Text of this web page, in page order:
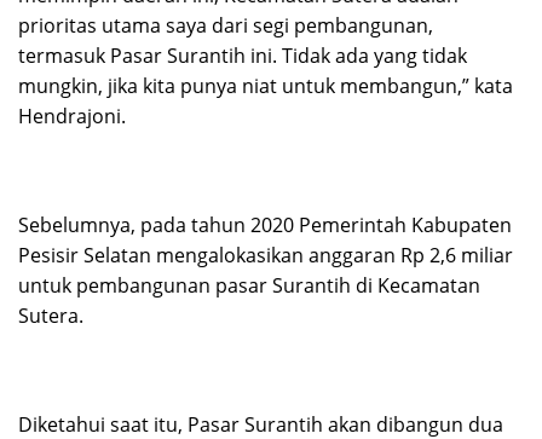
prioritas utama saya dari segi pembangunan,
termasuk Pasar Surantih ini. Tidak ada yang tidak
mungkin, jika kita punya niat untuk membangun,” kata
Hendrajoni.
Sebelumnya, pada tahun 2020 Pemerintah Kabupaten
Pesisir Selatan mengalokasikan anggaran Rp 2,6 miliar
untuk pembangunan pasar Surantih di Kecamatan
Sutera.
Diketahui saat itu, Pasar Surantih akan dibangun dua